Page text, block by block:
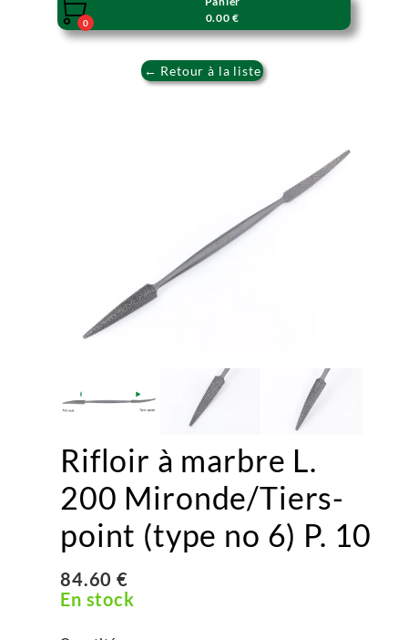

0
0.00 €
← Retour à la liste
Rifloir à marbre L.
200 Mironde/Tiers-
point (type no 6) P. 10
84.60 €
En stock